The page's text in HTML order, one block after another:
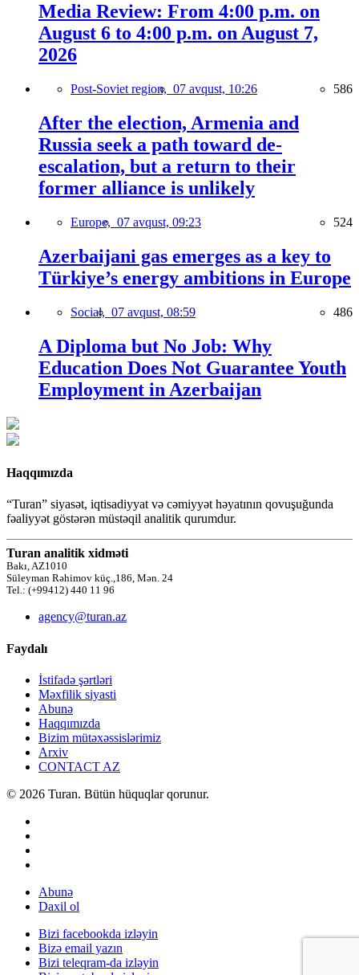
Media Review: From 4:00 p.m. on
August 6 to 4:00 p.m. on August 7,
2026
Post-Soviet region, 07 avqust, 10:26 586
After the election, Armenia and
Russia seek a path toward de-
escalation, but a return to their
former alliance is unlikely
Europe, 07 avqust, 09:23 524
Azerbaijani gas emerges as a key to
Türkiye’s energy ambitions in Europe
Social, 07 avqust, 08:59 486
A Diploma but No Job: Why
Education Does Not Guarantee Youth
Employment in Azerbaijan
Haqqımızda
“Turan” siyasət, iqtisadiyyat və cəmiyyət həyatının qovuşuğunda
fəaliyyət göstərən müstəqil analitik qurumdur.
Turan analitik xidməti
Bakı, AZ1010
Süleyman Rəhimov küç.,186, Mən. 24
Tel.: (+99412) 440 11 96
agency@turan.az
Faydalı
İstifadə şərtləri
Məxfilik siyasti
Abunə
Haqqımızda
Bizim mütəxəssislərimiz
Arxiv
CONTACT AZ
© 2026 Turan. Bütün hüquqlar qorunur.
Abunə
Daxil ol
Bizi facebookda izləyin
Bizə email yazın
Bizi teleqram-da izləyin